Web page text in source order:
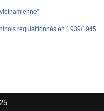
réquisitionnés en 1939/1945